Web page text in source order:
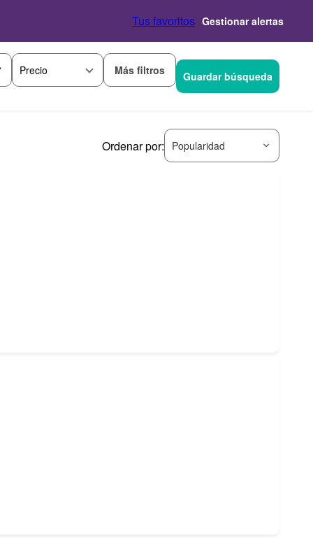
Tus favoritos Gestionar alertas
Precio Más filtros Guardar búsqueda
Ordenar por: Popularidad